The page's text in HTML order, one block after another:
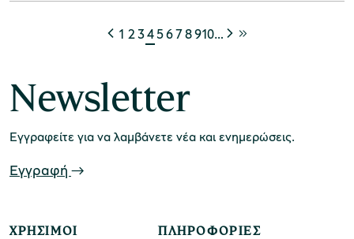
1 2345678910…
Newsletter
Εγγραφείτε για να λαμβάνετε νέα και ενημερώσεις.
Εγγραφή
ΧΡΉΣΙΜΟΙ
ΠΛΗΡΟΦΟΡΊΕΣ